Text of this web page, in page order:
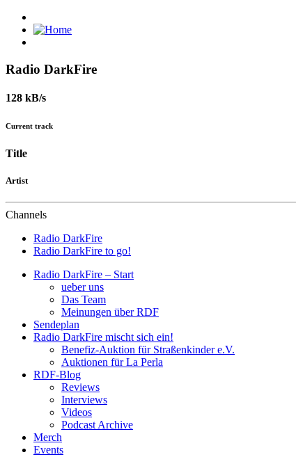
Radio DarkFire
128 kB/s
Current track
Title
Artist
Channels
Radio DarkFire
Radio DarkFire to go!
Radio DarkFire – Start
ueber uns
Das Team
Meinungen über RDF
Sendeplan
Radio DarkFire mischt sich ein!
Benefiz-Auktion für Straßenkinder e.V.
Auktionen für La Perla
RDF-Blog
Reviews
Interviews
Videos
Podcast Archive
Merch
Events